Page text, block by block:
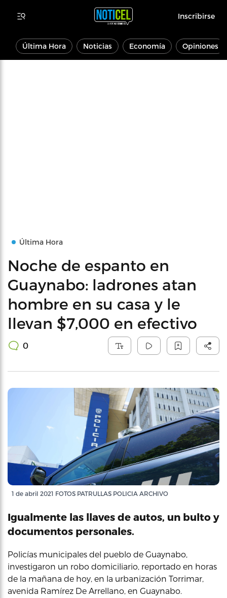
Inscribirse
Última Hora Noticias Economía Opiniones
Última Hora
Noche de espanto en
Guaynabo: ladrones atan
hombre en su casa y le
llevan $7,000 en efectivo
0
1 de abril 2021 FOTOS PATRULLAS POLICIA ARCHIVO
Igualmente las llaves de autos, un bulto y
documentos personales.
Policías municipales del pueblo de Guaynabo,
investigaron un robo domiciliario, reportado en horas
de la mañana de hoy, en la urbanización Torrimar,
avenida Ramírez De Arrellano, en Guaynabo.